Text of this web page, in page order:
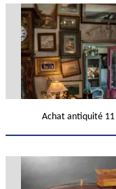
Achat antiquité 11